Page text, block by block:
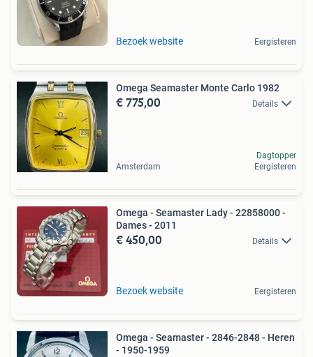
Bezoek website Eergisteren
Omega Seamaster Monte Carlo 1982
€ 775,00 Details
Amsterdam
Dagtopper
Eergisteren
Omega - Seamaster Lady - 22858000 -
Dames - 2011
€ 450,00 Details
Bezoek website Eergisteren
Omega - Seamaster - 2846-2848 - Heren
- 1950-1959